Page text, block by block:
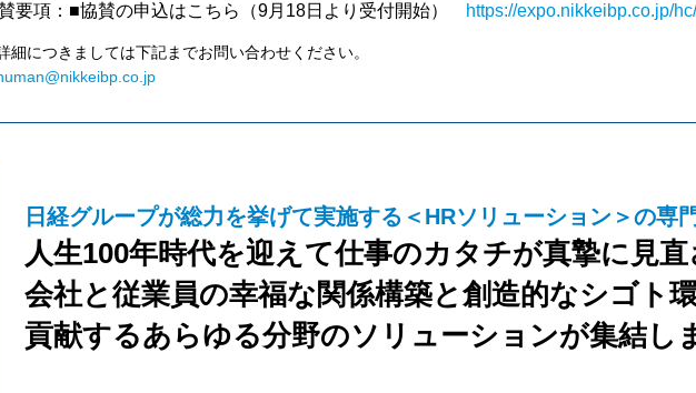
要項：■協賛の申込はこちら（9月18日より受付開始） https://expo.nikkeibp.co.jp/hc/
細につきましては下記までお問い合わせください。
日経グループが総力を挙げて実施する＜HRソリューション＞の専
人生100年時代を迎えて仕事のカタチが真摯に見
会社と従業員の幸福な関係構築と創造的なシゴト
貢献するあらゆる分野のソリューションが集結し